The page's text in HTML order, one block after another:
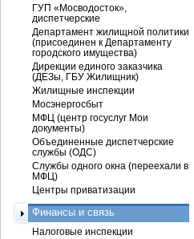
ГУП «Мосводосток»,
диспетчерские
Департамент жилищной политики
(присоединен к Департаменту
городского имущества)
Дирекции единого заказчика
(ДЕЗы, ГБУ Жилищник)
Жилищные инспекции
Мосэнергосбыт
МФЦ (центр госуслуг Мои
документы)
Объединенные диспетчерские
службы (ОДС)
Службы одного окна (переехали в
МФЦ)
Центры приватизации
Финансы и связь
Налоговые инспекции